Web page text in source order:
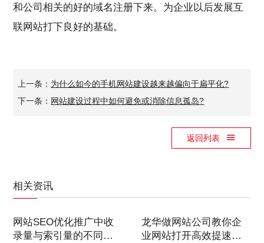
和公司相关的好的域名注册下来。为企业以后发展互
联网站打下良好的基础。
上一条： 为什么如今的手机网站建设越来越偏向于扁平化?
下一条： 网站建设过程中如何避免或消除信息孤岛?
返回列表
相关资讯
网站SEO优化推广中收
录量与索引量的不同区
龙华做网站公司教你企
业网站打开高效提速的